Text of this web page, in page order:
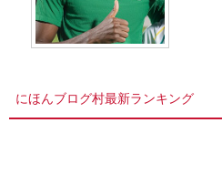
にほんブログ村最新ランキング